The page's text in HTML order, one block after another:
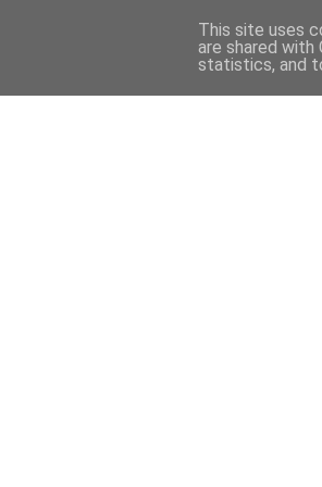
This site uses
are shared
statistics, and